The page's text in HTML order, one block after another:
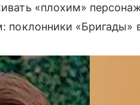
«плохим»
поклонники «Бригады»